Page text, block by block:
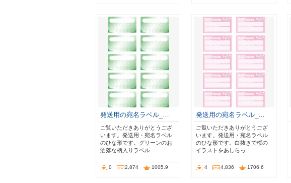
発送用の宛名ラベル_…
ご覧いただきありがとうござ
います。発送用・宛名ラベル
のひな形です。グリーンのお
洒落な柄入りラベル…
0 2,874 1005.9
発送用の宛名ラベル_…
ご覧いただきありがとうござ
います。発送用・宛名ラベル
のひな形です。白抜きで桜の
イラストをあしらっ…
4 4,836 1706.6